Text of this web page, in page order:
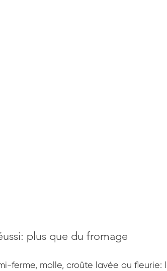
plus que du fromage
ferme, molle, croûte lavée ou